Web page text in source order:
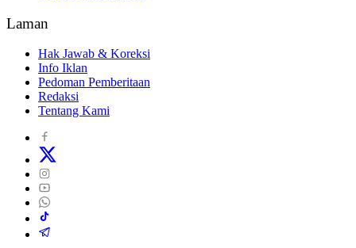
Laman
Hak Jawab & Koreksi
Info Iklan
Pedoman Pemberitaan
Redaksi
Tentang Kami